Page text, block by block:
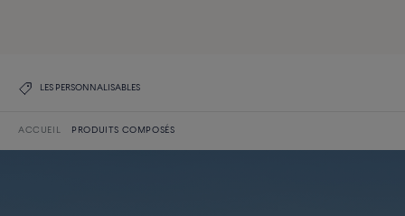
LES PERSONNALISABLES
ACCUEIL PRODUITS COMPOSÉS